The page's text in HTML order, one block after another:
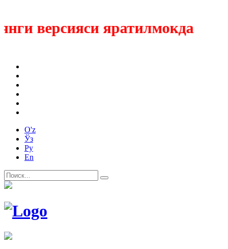
версияси яратилмокда
O'z
Ўз
Ру
En